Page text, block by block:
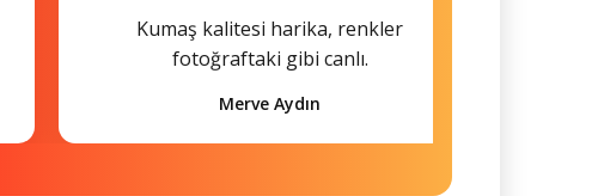
Kumaş kalitesi harika, renkler
fotoğraftaki gibi canlı.
Merve Aydın